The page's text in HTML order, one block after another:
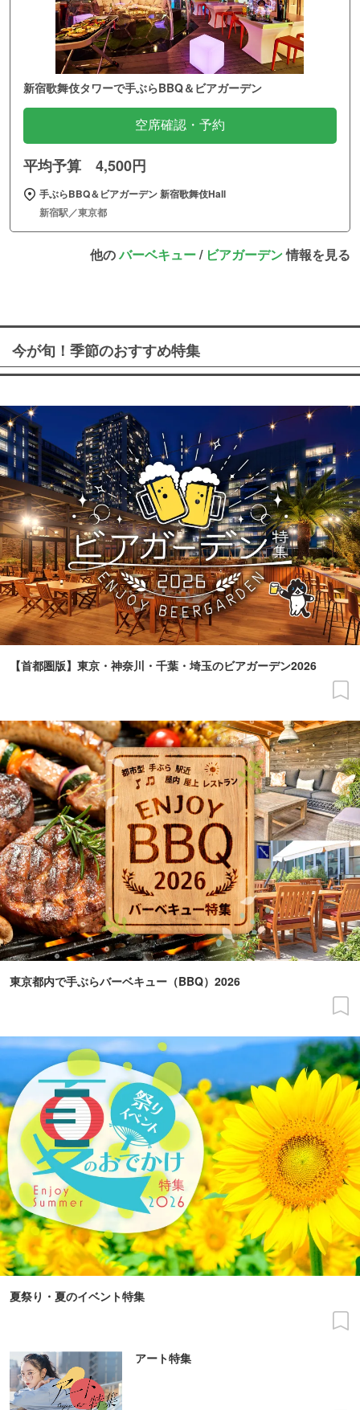
新宿歌舞伎タワーで手ぶらBBQ＆ビアガーデン
空席確認・予約
平均予算 4,500円
手ぶらBBQ＆ビアガーデン 新宿歌舞伎Hall
新宿駅／東京都
他のバーベキュー/ ビアガーデン情報を見る
今が旬！季節のおすすめ特集
【首都圏版】東京・神奈川・千葉・埼玉のビアガーデン2026
東京都内で手ぶらバーベキュー（BBQ）2026
夏祭り・夏のイベント特集
アート特集